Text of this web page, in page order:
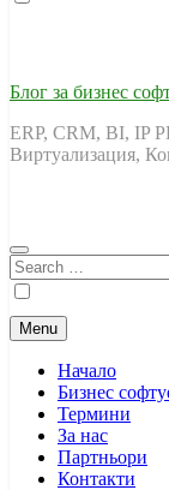
Блог за бизнес
ERP, CRM, BI, IP
Виртуализация,
Search
for:
Menu
Начало
Бизнес
Термини
За нас
Партньори
Контакти